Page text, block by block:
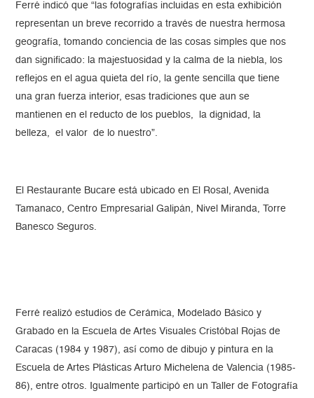
Ferré indicó que “las fotografías incluidas en esta exhibición
representan un breve recorrido a través de nuestra hermosa
geografía, tomando conciencia de las cosas simples que nos
dan significado: la majestuosidad y la calma de la niebla, los
reflejos en el agua quieta del río, la gente sencilla que tiene
una gran fuerza interior, esas tradiciones que aun se
mantienen en el reducto de los pueblos, la dignidad, la
belleza, el valor de lo nuestro”.
El Restaurante Bucare está ubicado en El Rosal, Avenida
Tamanaco, Centro Empresarial Galipán, Nivel Miranda, Torre
Banesco Seguros.
Ferré realizó estudios de Cerámica, Modelado Básico y
Grabado en la Escuela de Artes Visuales Cristóbal Rojas de
Caracas (1984 y 1987), así como de dibujo y pintura en la
Escuela de Artes Plásticas Arturo Michelena de Valencia (1985-
86), entre otros. Igualmente participó en un Taller de Fotografía